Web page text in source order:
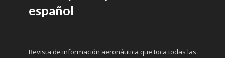
español
Revista de información aeronáutica que toca todas las